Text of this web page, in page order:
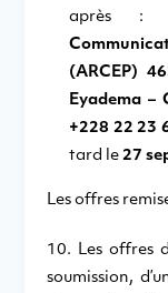
après
(ARCEP)
Eyadema –
+228 22 23
tard le27
Les offres
10. Les offres
soumission,